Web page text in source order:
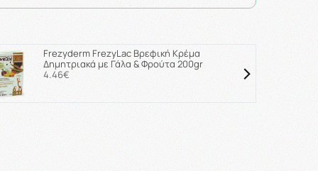
Frezyderm FrezyLac Βρεφική Κρέμα
Δημητριακά με Γάλα & Φρούτα 200gr
4.46€